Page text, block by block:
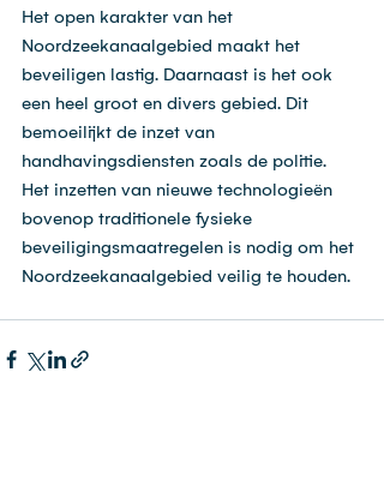
Het open karakter van het
Noordzeekanaalgebied maakt het
beveiligen lastig. Daarnaast is het ook
een heel groot en divers gebied. Dit
bemoeilijkt de inzet van
handhavingsdiensten zoals de politie.
Het inzetten van nieuwe technologieën
bovenop traditionele fysieke
beveiligingsmaatregelen is nodig om het
Noordzeekanaalgebied veilig te houden.